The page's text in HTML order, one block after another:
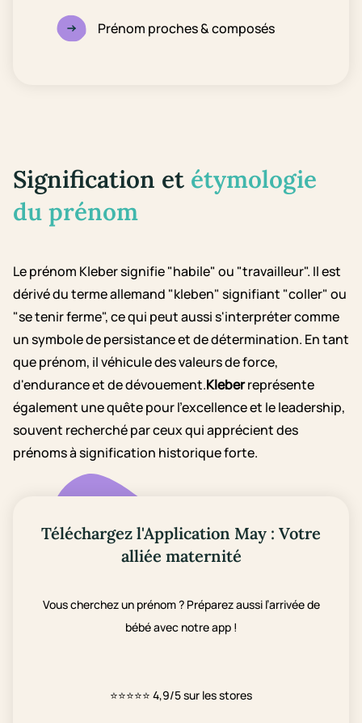
Prénom proches & composés
Signification et étymologie
du prénom
Le prénom Kleber signifie "habile" ou "travailleur". Il est
dérivé du terme allemand "kleben" signifiant "coller" ou
"se tenir ferme", ce qui peut aussi s'interpréter comme
un symbole de persistance et de détermination. En tant
que prénom, il véhicule des valeurs de force,
d'endurance et de dévouement.Kleberreprésente
également une quête pour l'excellence et le leadership,
souvent recherché par ceux qui apprécient des
prénoms à signification historique forte.
Téléchargez l'Application May : Votre
alliée maternité
Vous cherchez un prénom ? Préparez aussi l’arrivée de
bébé avec notre app !
⭐⭐⭐⭐⭐ 4,9/5 sur les stores